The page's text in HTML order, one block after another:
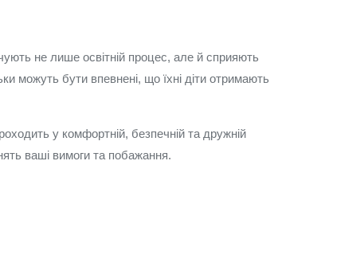
не лише освітній процес, але й сприяють
можуть бути впевнені, що їхні діти отримають
у комфортній, безпечній та дружній
ваші вимоги та побажання.